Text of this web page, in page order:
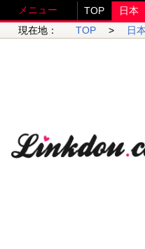
メニュー TOP 日本
現在地：
TOP > 日本